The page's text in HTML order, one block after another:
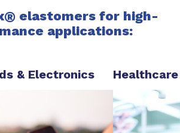
®elastomers for high-
applications:
& Electronics